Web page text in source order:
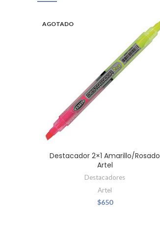
AGOTADO
Destacador 2×1 Amarillo/Rosado
Artel
Destacadores
Artel
$650